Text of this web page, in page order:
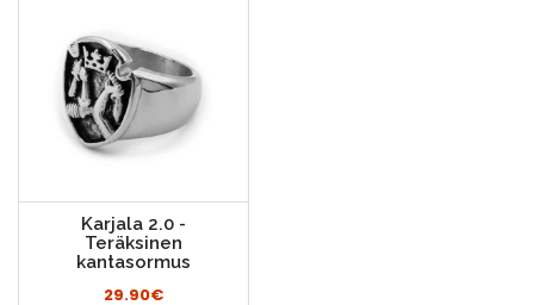
Karjala 2.0 -
Teräksinen
kantasormus
29.90€